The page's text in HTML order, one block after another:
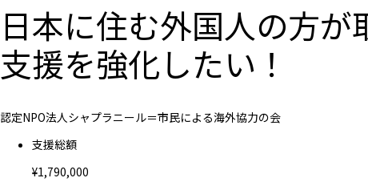
日本に住む外国人の方
支援を強化したい！
認定NPO法人シャプラニール＝市民による海外協力の会
支援総額
¥1,790,000